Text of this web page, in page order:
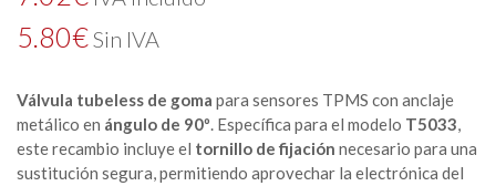
5.80€Sin IVA
Válvula tubeless de goma para sensores TPMS con anclaje
metálico en ángulo de 90º. Específica para el modelo T5033,
este recambio incluye el tornillo de fijación necesario para una
sustitución segura, permitiendo aprovechar la electrónica del